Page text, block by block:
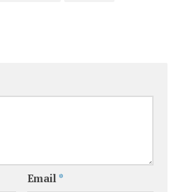
Email *